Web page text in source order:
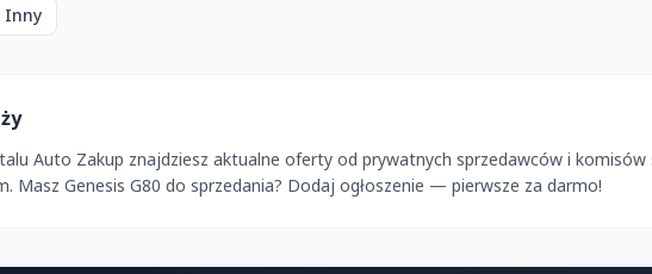
Inny
Auto Zakup znajdziesz aktualne oferty od prywatnych sprzedawców i
Masz Genesis G80 do sprzedania? Dodaj ogłoszenie — pierwsze za darmo!